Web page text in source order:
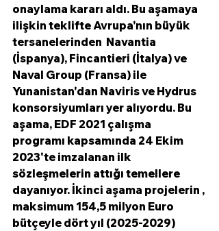
onaylama kararı aldı. Bu aşamaya
ilişkin teklifte Avrupa'nın büyük
tersanelerinden  Navantia
(İspanya), Fincantieri (İtalya) ve
Naval Group (Fransa) ile
Yunanistan'dan Naviris ve Hydrus
konsorsiyumları yer alıyordu. Bu
aşama, EDF 2021 çalışma
programı kapsamında 24 Ekim
2023'te imzalanan ilk
sözleşmelerin attığı temellere
dayanıyor. İkinci aşama projelerin ,
maksimum 154,5 milyon Euro
bütçeyle dört yıl (2025-2029)